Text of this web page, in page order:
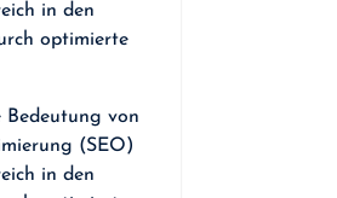
in den
optimierte
Bedeutung von
(SEO)
in den